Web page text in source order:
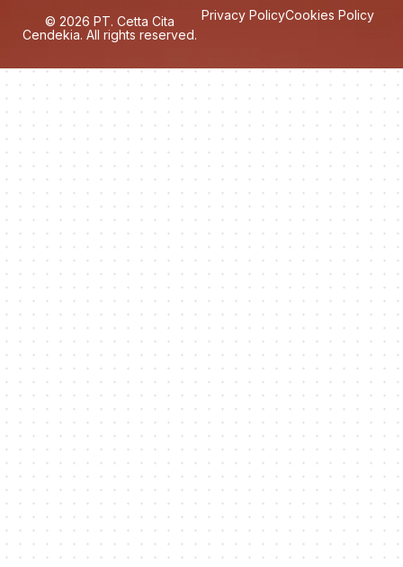
© 2026 PT. Cetta Cita
Cendekia. All rights reserved.
Privacy PolicyCookies Policy